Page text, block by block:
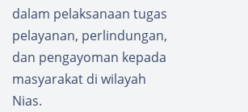
dalam pelaksanaan tugas
pelayanan, perlindungan,
dan pengayoman kepada
masyarakat di wilayah
Nias.